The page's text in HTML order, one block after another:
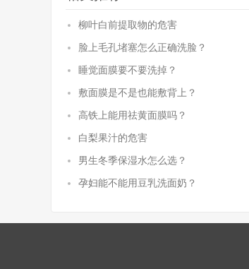
柳叶白前提取物的危害
脸上毛孔堵塞怎么正确洗脸？
睡觉面膜要不要洗掉？
敷面膜是不是也能敷背上？
高铁上能用祛黄面膜吗？
白梨果汁的危害
男生冬季保湿水怎么选？
孕妇能不能用豆乳洗面奶？